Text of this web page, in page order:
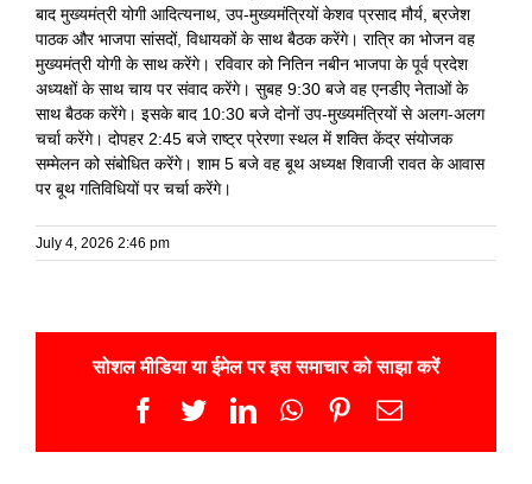
बाद मुख्यमंत्री योगी आदित्यनाथ, उप-मुख्यमंत्रियों केशव प्रसाद मौर्य, ब्रजेश
पाठक और भाजपा सांसदों, विधायकों के साथ बैठक करेंगे। रात्रि का भोजन वह
मुख्यमंत्री योगी के साथ करेंगे। रविवार को नितिन नबीन भाजपा के पूर्व प्रदेश
अध्यक्षों के साथ चाय पर संवाद करेंगे। सुबह 9:30 बजे वह एनडीए नेताओं के
साथ बैठक करेंगे। इसके बाद 10:30 बजे दोनों उप-मुख्यमंत्रियों से अलग-अलग
चर्चा करेंगे। दोपहर 2:45 बजे राष्ट्र प्रेरणा स्थल में शक्ति केंद्र संयोजक
सम्मेलन को संबोधित करेंगे। शाम 5 बजे वह बूथ अध्यक्ष शिवाजी रावत के आवास
पर बूथ गतिविधियों पर चर्चा करेंगे।
July 4, 2026 2:46 pm
सोशल मीडिया या ईमेल पर इस समाचार को साझा करें
Facebook
TwitterLinkedInWhatsApp
Pinterest
Email